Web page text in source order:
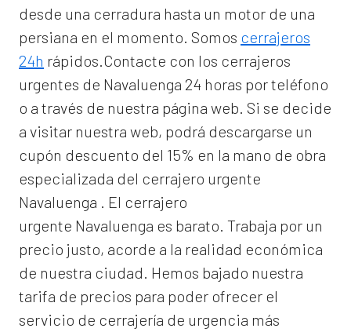
desde una cerradura hasta un motor de una
persiana en el momento. Somos cerrajeros
24h rápidos.Contacte con los cerrajeros
urgentes de Navaluenga 24 horas por teléfono
o a través de nuestra página web. Si se decide
a visitar nuestra web, podrá descargarse un
cupón descuento del 15% en la mano de obra
especializada del cerrajero urgente
Navaluenga . El cerrajero
urgente Navaluenga es barato. Trabaja por un
precio justo, acorde a la realidad económica
de nuestra ciudad. Hemos bajado nuestra
tarifa de precios para poder ofrecer el
servicio de cerrajería de urgencia más